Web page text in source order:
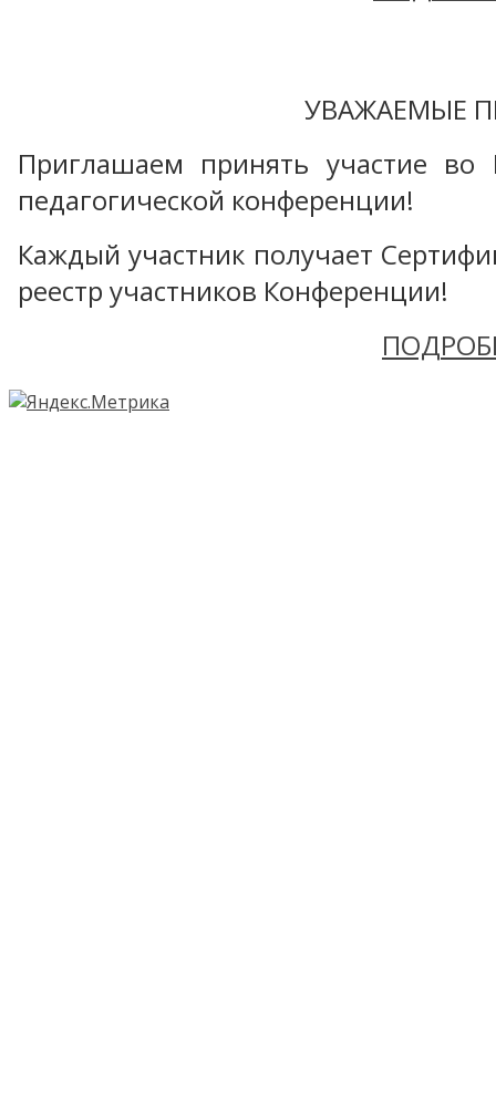
УВАЖАЕМЫЕ
Приглашаем принять участие во
педагогической конференции!
Каждый участник получает
реестр участников Конференции!